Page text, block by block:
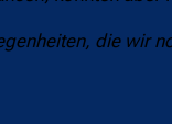
die wir